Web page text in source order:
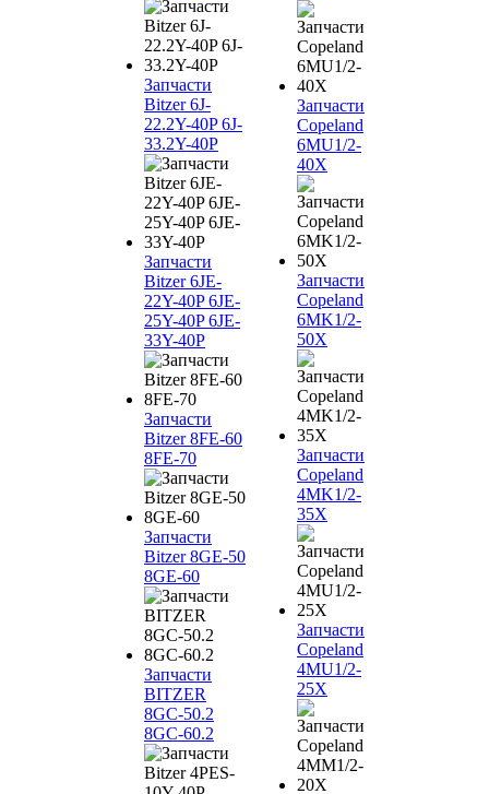
Запчасти
Bitzer 6J-
22.2Y-40P 6J-
33.2Y-40P
Запчасти
Bitzer 6JE-
22Y-40P 6JE-
25Y-40P 6JE-
33Y-40P
Запчасти
Bitzer 8FE-60
8FE-70
Запчасти
Bitzer 8GE-50
8GE-60
Запчасти
BITZER
8GC-50.2
8GC-60.2
Запчасти
Copeland
6MU1/2-
40X
Запчасти
Copeland
6MK1/2-
50X
Запчасти
Copeland
4MK1/2-
35X
Запчасти
Copeland
4MU1/2-
25X